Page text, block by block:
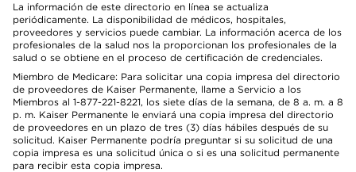
La información de este directorio en línea se actualiza
periódicamente. La disponibilidad de médicos, hospitales,
proveedores y servicios puede cambiar. La información acerca de los
profesionales de la salud nos la proporcionan los profesionales de la
salud o se obtiene en el proceso de certificación de credenciales.
Miembro de Medicare: Para solicitar una copia impresa del directorio
de proveedores de Kaiser Permanente, llame a Servicio a los
Miembros al 1-877-221-8221, los siete días de la semana, de 8 a. m. a 8
p. m. Kaiser Permanente le enviará una copia impresa del directorio
de proveedores en un plazo de tres (3) días hábiles después de su
solicitud. Kaiser Permanente podría preguntar si su solicitud de una
copia impresa es una solicitud única o si es una solicitud permanente
para recibir esta copia impresa.